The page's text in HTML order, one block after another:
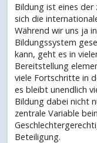
Bildung ist eines der
sich die
Während wir uns ja
Bildungssystem
kann, geht es in
Bereitstellung
viele Fortschritte in
es bleibt unendlich
Bildung dabei nicht
zentrale Variable
Beteiligung.